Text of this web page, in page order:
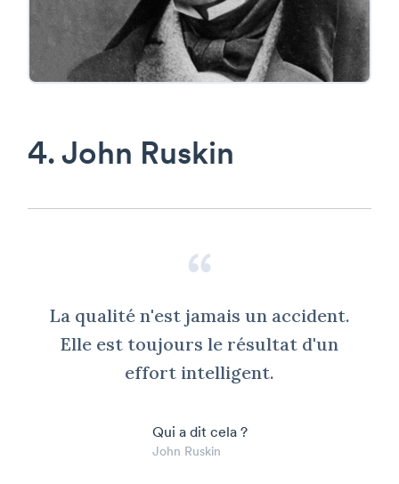
4. John Ruskin
La qualité n'est jamais un accident.
Elle est toujours le résultat d'un
effort intelligent.
Qui a dit cela ?
John Ruskin